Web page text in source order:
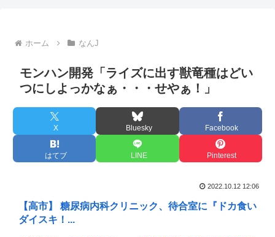
ホーム なんJ
モンハン開発「ライズに出す獣竜種はどい
つにしよっかなぁ・・・せやぁ！」
X Bluesky Facebook
はてブ LINE Pinterest
2022.10.12 12:06
【高市】 糖尿病内科クリニック、待合室に『ドカ食い
ダイスキ！...